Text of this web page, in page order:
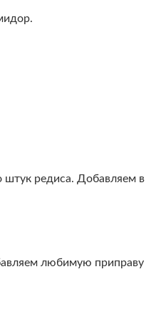
штук редиса. Добавляем в
любимую приправу